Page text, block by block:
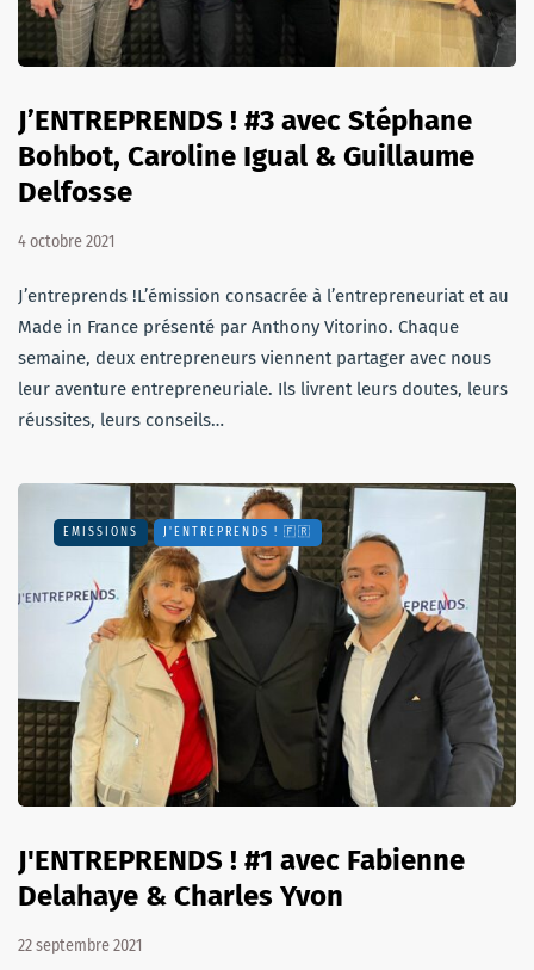
J’ENTREPRENDS ! #3 avec Stéphane
Bohbot, Caroline Igual & Guillaume
Delfosse
4 octobre 2021
J’entreprends !L’émission consacrée à l’entrepreneuriat et au
Made in France présenté par Anthony Vitorino. Chaque
semaine, deux entrepreneurs viennent partager avec nous
leur aventure entrepreneuriale. Ils livrent leurs doutes, leurs
réussites, leurs conseils…
EMISSIONS J'ENTREPRENDS ! 🇫🇷
J'ENTREPRENDS ! #1 avec Fabienne
Delahaye & Charles Yvon
22 septembre 2021